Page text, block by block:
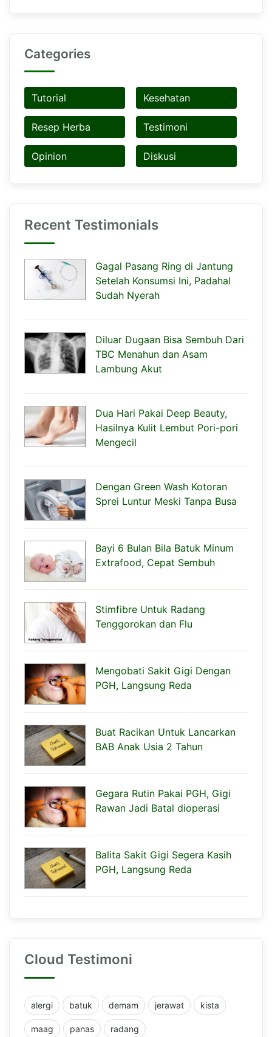
Categories
Tutorial Kesehatan
Resep Herba Testimoni
Opinion Diskusi
Recent Testimonials
Gagal Pasang Ring di Jantung
Setelah Konsumsi Ini, Padahal
Sudah Nyerah
Diluar Dugaan Bisa Sembuh Dari
TBC Menahun dan Asam
Lambung Akut
Dua Hari Pakai Deep Beauty,
Hasilnya Kulit Lembut Pori-pori
Mengecil
Dengan Green Wash Kotoran
Sprei Luntur Meski Tanpa Busa
Bayi 6 Bulan Bila Batuk Minum
Extrafood, Cepat Sembuh
Stimfibre Untuk Radang
Tenggorokan dan Flu
Mengobati Sakit Gigi Dengan
PGH, Langsung Reda
Buat Racikan Untuk Lancarkan
BAB Anak Usia 2 Tahun
Gegara Rutin Pakai PGH, Gigi
Rawan Jadi Batal dioperasi
Balita Sakit Gigi Segera Kasih
PGH, Langsung Reda
Cloud Testimoni
alergi batuk demam jerawat kista
maag panas radang